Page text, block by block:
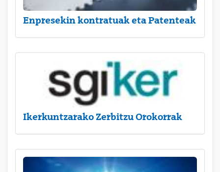
Enpresekin kontratuak eta Patenteak
Ikerkuntzarako Zerbitzu Orokorrak